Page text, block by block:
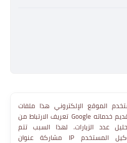
الموقع الإلكتروني هذا ملفات
تعريف الارتباط من Google لتقديم خدماته
عدد الزيارات. لهذا السبب تتم
مشاركة عنوان IP ووكيل المستخدم